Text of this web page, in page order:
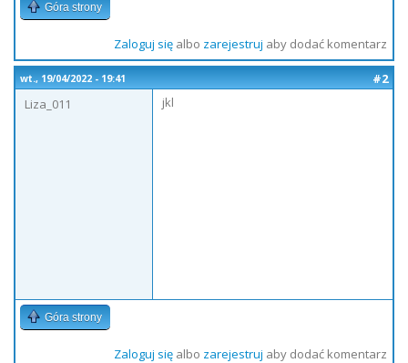
Góra strony
Zaloguj sięalbo zarejestruj aby dodać komentarz
wt., 19/04/2022 - 19:41
#2
Liza_011
jkl
Góra strony
Zaloguj sięalbo zarejestruj aby dodać komentarz